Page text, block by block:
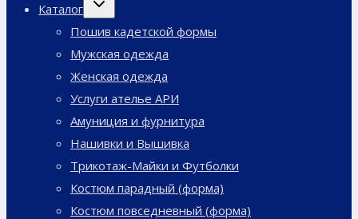
Каталог
Пошив кадетской формы
Мужская одежда
Женская одежда
Услуги ателье АРИ
Амуниция и фурнитура
Нашивки и Вышивка
Трикотаж-Майки и Футболки
Костюм парадный (форма)
Костюм повседневный (форма)